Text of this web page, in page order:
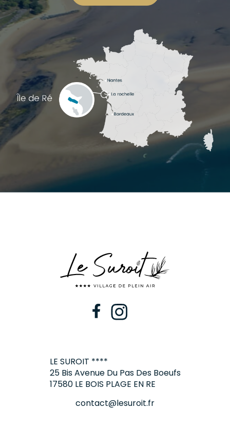
LE SUROIT ****
25 Bis Avenue Du Pas Des Boeufs
17580 LE BOIS PLAGE EN RE
contact@lesuroit.fr